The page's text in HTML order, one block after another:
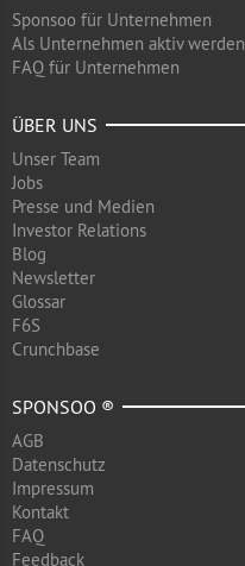
Sponsoo für Unternehmen
Als Unternehmen aktiv werden
FAQ für Unternehmen
ÜBER UNS
Unser Team
Jobs
Presse und Medien
Investor Relations
Blog
Newsletter
Glossar
F6S
Crunchbase
SPONSOO ®
AGB
Datenschutz
Impressum
Kontakt
FAQ
Feedback